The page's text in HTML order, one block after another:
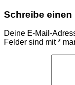
Schreibe einen
Deine E-Mail-
Felder sind mit*